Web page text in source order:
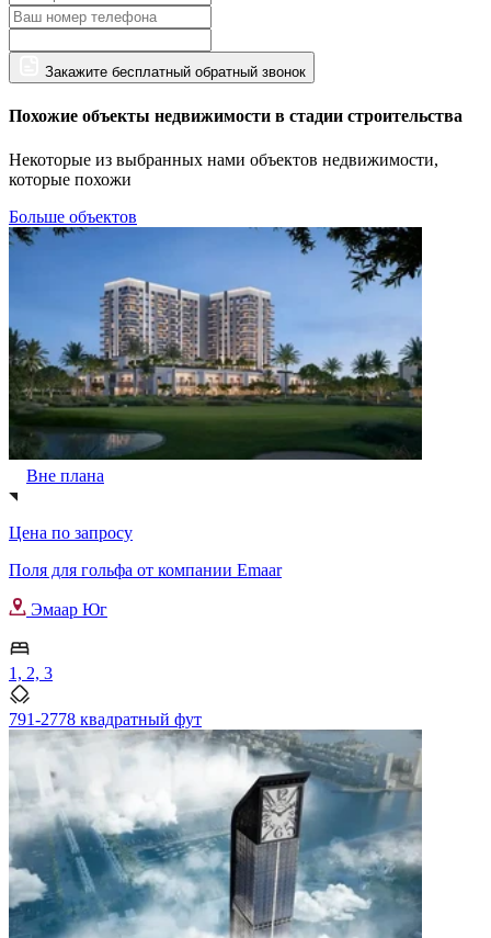
Закажите бесплатный обратный звонок
Похожие объекты недвижимости в стадии строительства
Некоторые из выбранных нами объектов недвижимости,
которые похожи
Больше объектов
Вне плана
Цена по запросу
Поля для гольфа от компании Emaar
Эмаар Юг
1, 2, 3
791-2778 квадратный фут